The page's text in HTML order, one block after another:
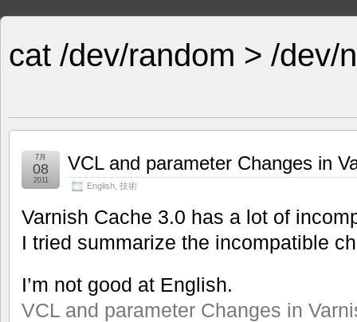
cat /dev/random > /dev/
VCL and parameter Changes in
English 技術
7月
08
2011
Varnish Cache 3.0 has a lot of
I tried summarize the incompatible
I’m not good at English.
VCL and parameter Changes in